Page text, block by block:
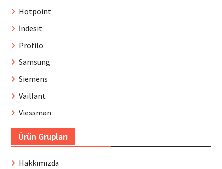
Hotpoint
İndesit
Profilo
Samsung
Siemens
Vaillant
Viessman
Ürün Grupları
Hakkımızda